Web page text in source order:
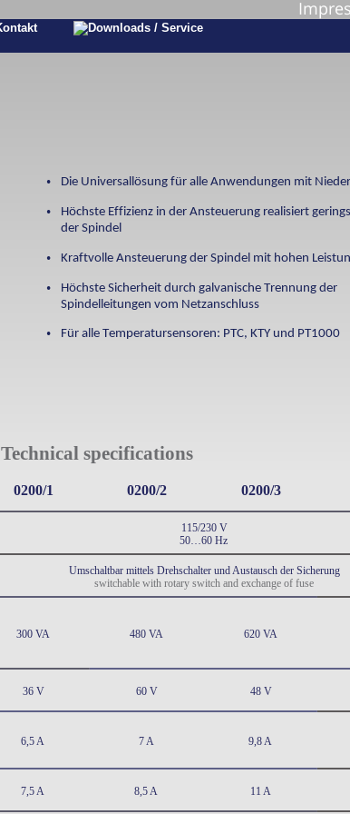
• Die Universallösung für alle Anwendungen mit
•
Höchste Effizienz in der Ansteuerung realisiert
der Spindel
• Kraftvolle Ansteuerung der Spindel mit hohen
•
Höchste Sicherheit durch galvanische Trennung der
Spindelleitungen vom Netzanschluss
• Für alle Temperatursensoren: PTC, KTY und PT1000
Technical specifications
0200/1 0200/2 0200/3
115/230 V
50…60 Hz
Umschaltbar mittels Drehschalter und Austausch der Sicherung
switchable with rotary switch and exchange of fuse
300 VA 480 VA 620 VA
36 V 60 V 48 V
6,5 A 7 A 9,8 A
7,5 A 8,5 A 11 A